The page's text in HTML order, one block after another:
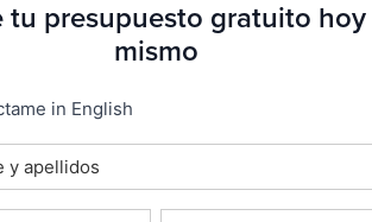
tu presupuesto gratuito hoy
mismo
in English